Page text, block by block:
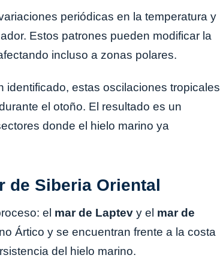
periódicas en la temperatura y
Estos patrones pueden modificar la
incluso a zonas polares.
identificado, estas oscilaciones tropicales
el otoño. El resultado es un
donde el hielo marino ya
de Siberia Oriental
el mar de Laptev y el mar de
Ártico y se encuentran frente a la costa
del hielo marino.